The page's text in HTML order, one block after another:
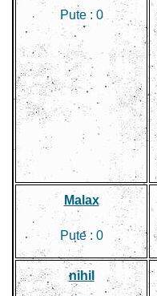
Pute : 0
Malax
Pute : 0
nihil